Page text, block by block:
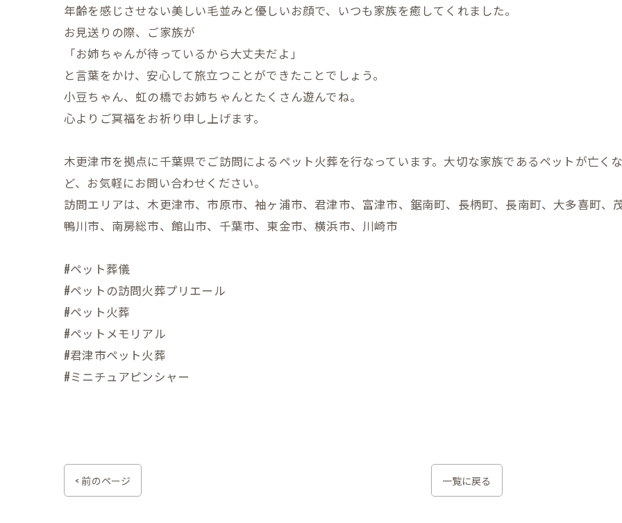
年齢を感じさせない美しい毛並みと優しいお顔で、いつも家族を癒してくれました。
お見送りの際、ご家族が
「お姉ちゃんが待っているから大丈夫だよ」
と言葉をかけ、安心して旅立つことができたことでしょう。
小豆ちゃん、虹の橋でお姉ちゃんとたくさん遊んでね。
心よりご冥福をお祈り申し上げます。
木更津市を拠点に千葉県でご訪問によるペット火葬を行なっています。大切な家族であるペットが亡く
ど、お気軽にお問い合わせください。
訪問エリアは、木更津市、市原市、袖ヶ浦市、君津市、富津市、鋸南町、長柄町、長南町、大多喜町、
鴨川市、南房総市、館山市、千葉市、東金市、横浜市、川崎市
#ペット葬儀
#ペットの訪問火葬プリエール
#ペット火葬
#ペットメモリアル
#君津市ペット火葬
#ミニチュアピンシャー
< 前のページ 一覧に戻る